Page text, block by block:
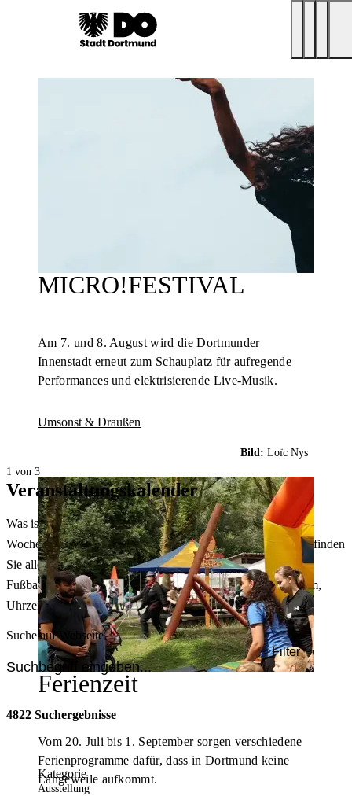
MICRO!FESTIVAL
Am 7. und 8. August wird die Dortmunder
Innenstadt erneut zum Schauplatz für aufregende
Performances und elektrisierende Live-Musik.
Umsonst & Draußen
Bild: Loïc Nys
Ferienzeit
Vom 20. Juli bis 1. September sorgen verschiedene
Ferienprogramme dafür, dass in Dortmund keine
Langeweile aufkommt.
1 von 3
Veranstaltungskalender
Was ist heute in Dortmund los? Welche Konzerte gibt es am
Wochenende? Im größten Veranstaltungskalender Dortmunds finden
Sie alle Events – von der Stadt- oder Museumsführung übers
Fußballspiel bis zum Flohmarkt. Sie können dabei nach Datum,
Uhrzeit, Ort oder Art der Veranstaltung auswählen. Viel Spaß!
Suche auf Webseite
Filter
4822 Suchergebnisse
Kategorie
Ausstellung